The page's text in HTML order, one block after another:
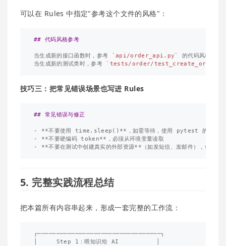
可以在 Rules 中指定"参考这个文件的风格"：
## 代码风格参考
当生成新的接口函数时，参考 `api/order_api.py`
的代码风格。
当生成新的测试类时，参考 `tests/order/
技巧三：把常见错误场景也写进 Rules
## 常见错误与修正
- **不要使用 time.sleep()** ，如需等待，使用 pytest 的
-
**不要硬编码 token**
-
**不要在测试中创建真实的外部资源**
5. 完整实践流程总结
把本篇所有内容串起来，形成一套完整的工作流：
┌─────────────────────────────────┐
│     Step 1：喂知识给 AI          │